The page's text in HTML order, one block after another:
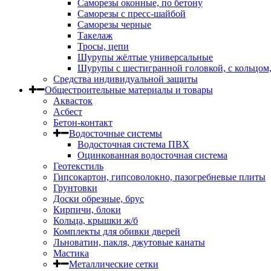
Саморезы оконные, по бетону
Саморезы с пресс-шайбой
Саморезы черные
Такелаж
Тросы, цепи
Шурупы жёлтые универсальные
Шурупы с шестигранной головкой, с
Средства индивидуальной защиты
Общестроительные материалы и товары
Аквасток
Асбест
Бетон-контакт
Водосточные системы
Водосточная система ПВХ
Оцинкованная водосточная система
Геотекстиль
Гипсокартон, гипсоволокно, пазогребневые плиты
Грунтовки
Доски обрезные, брус
Кирпичи, блоки
Кольца, крышки ж/б
Комплекты для обивки дверей
Льноватин, пакля, джутовые канаты
Мастика
Металлические сетки